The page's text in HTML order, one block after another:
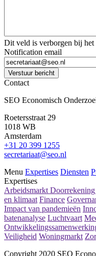
Dit veld is verborgen bij
Notification email
Verstuur bericht
Contact
SEO Economisch
Roetersstraat 29
1018 WB
Amsterdam
+31 20 399 1255
secretariaat@seo.nl
Menu Expertises Diensten
Expertises
Arbeidsmarkt
en klimaat Finance
Impact van pandemieën
batenanalyse Luchtvaart
Veiligheid Woningmarkt
Copyright 2020 SEO